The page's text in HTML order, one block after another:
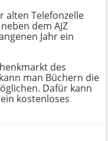
alten Telefonzelle
dem AJZ
Jahr ein
des
man Büchern die
Dafür kann
kostenloses